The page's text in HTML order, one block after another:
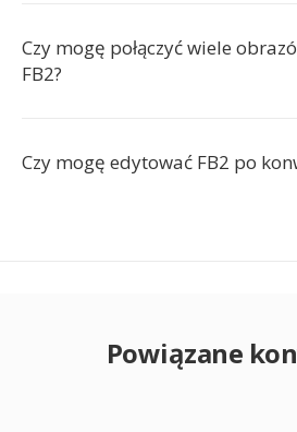
Czy mogę połączyć wiele
FB2?
Czy mogę edytować FB2 po
Powiązane